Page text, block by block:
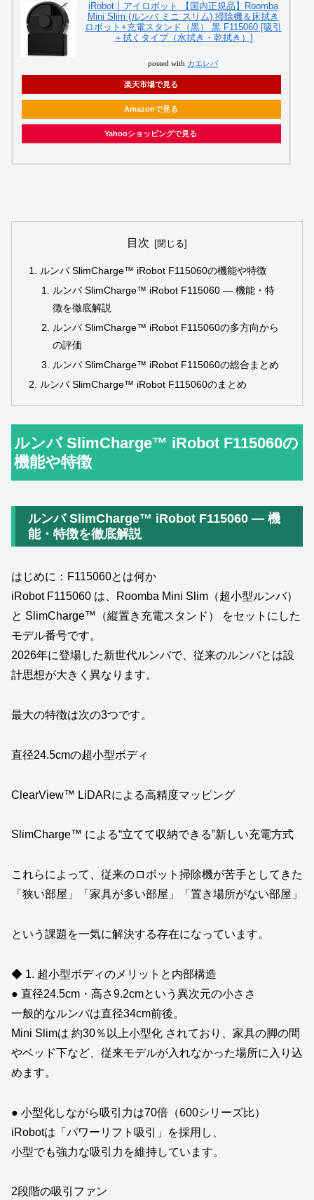
iRobot｜アイロボット 【国内正規品】Roomba
Mini Slim (ルンバ ミニ スリム) 掃除機＆床拭き
ロボット+充電スタンド（黒） 黒 F115060 [吸引
＋拭くタイプ（水拭き・乾拭き）]
posted with カエレバ
楽天市場で見る
Amazonで見る
Yahooショッピングで見る
目次
ルンバ SlimCharge™ iRobot F115060の機能や特徴
ルンバ SlimCharge™ iRobot F115060 ― 機能・特
徴を徹底解説
ルンバ SlimCharge™ iRobot F115060の多方向から
の評価
ルンバ SlimCharge™ iRobot F115060の総合まとめ
ルンバ SlimCharge™ iRobot F115060のまとめ
ルンバ SlimCharge™ iRobot F115060の
機能や特徴
ルンバ SlimCharge™ iRobot F115060 ― 機
能・特徴を徹底解説
はじめに：F115060とは何か
iRobot F115060 は、Roomba Mini Slim（超小型ルンバ）
と SlimCharge™（縦置き充電スタンド） をセットにした
モデル番号です。
2026年に登場した新世代ルンバで、従来のルンバとは設
計思想が大きく異なります。
最大の特徴は次の3つです。
直径24.5cmの超小型ボディ
ClearView™ LiDARによる高精度マッピング
SlimCharge™ による“立てて収納できる”新しい充電方式
これらによって、従来のロボット掃除機が苦手としてきた
「狭い部屋」「家具が多い部屋」「置き場所がない部屋」
という課題を一気に解決する存在になっています。
◆ 1. 超小型ボディのメリットと内部構造
● 直径24.5cm・高さ9.2cmという異次元の小ささ
一般的なルンバは直径34cm前後。
Mini Slimは 約30％以上小型化 されており、家具の脚の間
やベッド下など、従来モデルが入れなかった場所に入り込
めます。
● 小型化しながら吸引力は70倍（600シリーズ比）
iRobotは「パワーリフト吸引」を採用し、
小型でも強力な吸引力を維持しています。
2段階の吸引ファン